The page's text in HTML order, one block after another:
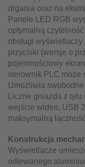
drgania oraz na
Panele LED RGB
optymalną
obsługi
przyciski (wersje o
pojemnościowy
sterownik PLC może
Umożliwia
Liczne gniazda z
wejście wideo, USB
maksymalną
Konstrukcja
Wyświetlacze
odlewanego